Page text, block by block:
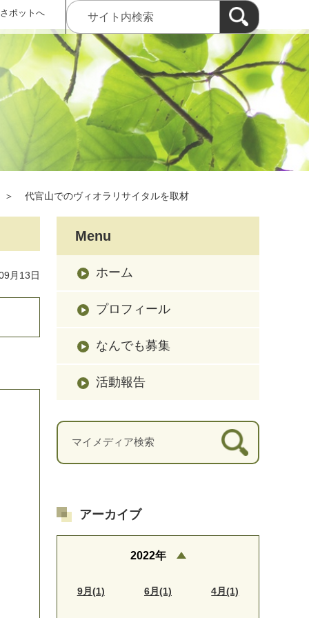
ポットへ
＞ 代官山でのヴィオラリサイタルを取材
月13日
Menu
ホーム
プロフィール
なんでも募集
活動報告
アーカイブ
2022年
9月(1) 6月(1) 4月(1)